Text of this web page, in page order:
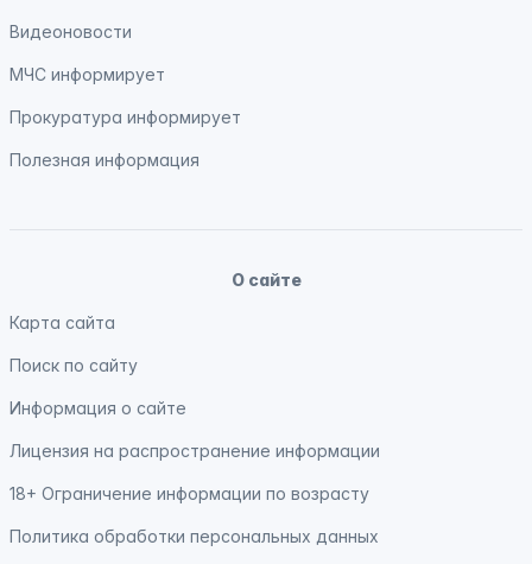
Видеоновости
МЧС информирует
Прокуратура информирует
Полезная информация
О сайте
Карта сайта
Поиск по сайту
Информация о сайте
Лицензия на распространение информации
18+ Ограничение информации по возрасту
Политика обработки персональных данных